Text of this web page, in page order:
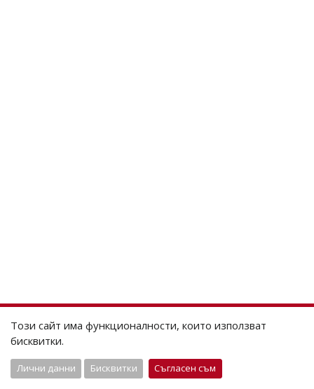
Този сайт има функционалности, които използват
бисквитки.
Лични данни Бисквитки Съгласен съм